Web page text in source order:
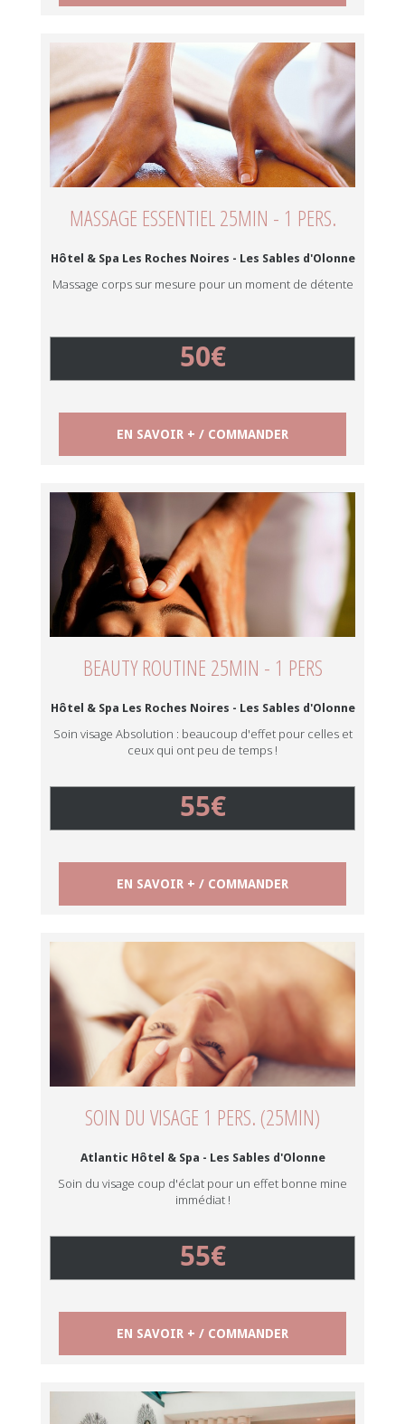
MASSAGE ESSENTIEL 25MIN - 1 PERS.
Hôtel & Spa Les Roches Noires - Les Sables d'Olonne
Massage corps sur mesure pour un moment de détente
50€
EN SAVOIR + / COMMANDER
BEAUTY ROUTINE 25MIN - 1 PERS
Hôtel & Spa Les Roches Noires - Les Sables d'Olonne
Soin visage Absolution : beaucoup d'effet pour celles et
ceux qui ont peu de temps !
55€
EN SAVOIR + / COMMANDER
SOIN DU VISAGE 1 PERS. (25MIN)
Atlantic Hôtel & Spa - Les Sables d'Olonne
Soin du visage coup d'éclat pour un effet bonne mine
immédiat !
55€
EN SAVOIR + / COMMANDER